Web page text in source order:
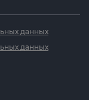
данных
данных